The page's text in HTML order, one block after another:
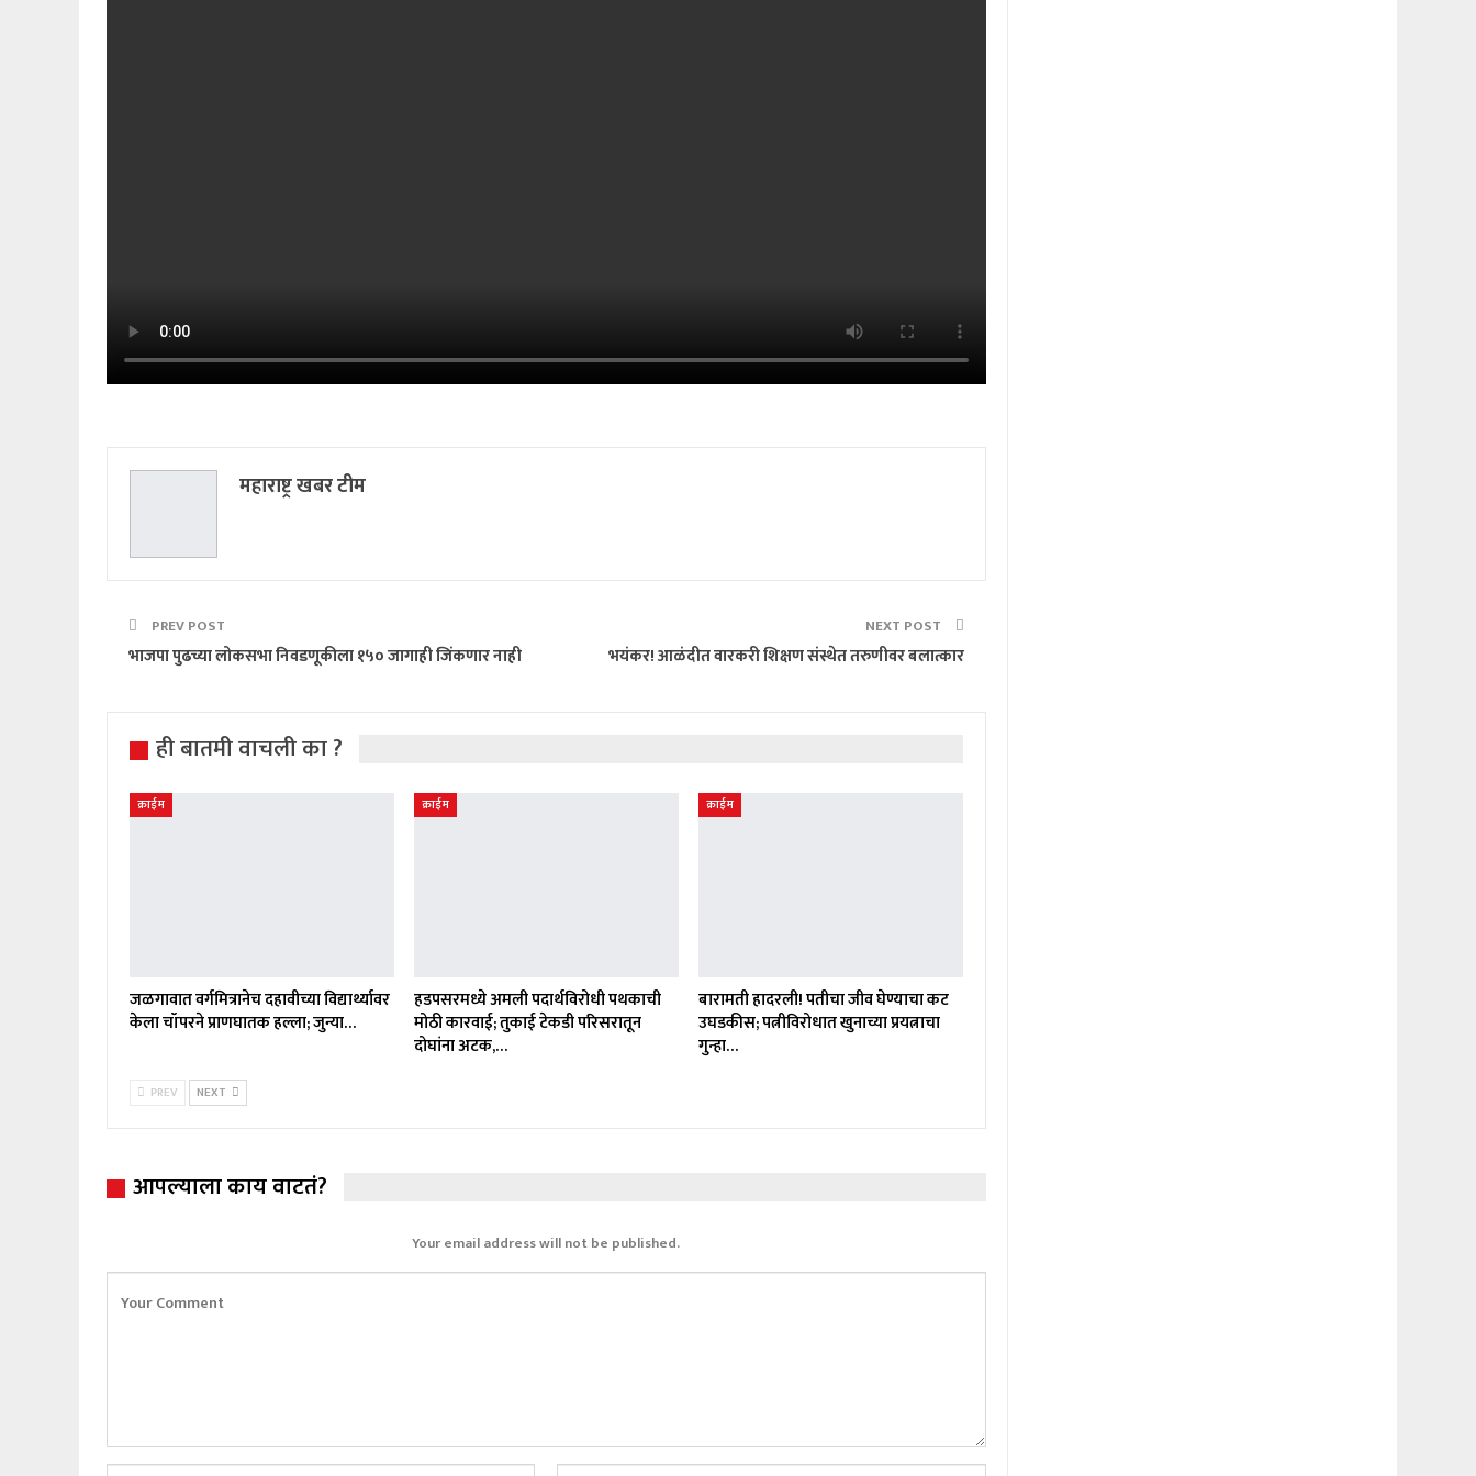
महाराष्ट्र खबर टीम
PREV POST
भाजपा पुढच्या लोकसभा निवडणूकीला १५० जागाही जिंकणार नाही
NEXT POST
भयंकर! आळंदीत वारकरी शिक्षण संस्थेत तरुणीवर बलात्कार
ही बातमी वाचली का ?
क्राईम
जळगावात वर्गमित्रानेच दहावीच्या विद्यार्थ्यावर
केला चॉपरने प्राणघातक हल्ला; जुन्या…
क्राईम
हडपसरमध्ये अमली पदार्थविरोधी पथकाची
मोठी कारवाई; तुकाई टेकडी परिसरातून
दोघांना अटक,…
क्राईम
बारामती हादरली! पतीचा जीव घेण्याचा कट
उघडकीस; पत्नीविरोधात खुनाच्या प्रयत्नाचा
गुन्हा…
PREV NEXT
आपल्याला काय वाटतं?
Your email address will not be published.